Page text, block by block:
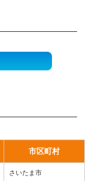
市区町村
さいたま市